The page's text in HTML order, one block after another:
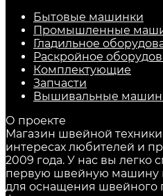
Бытовые машинки
Промышленные
Гладильное
Раскройное
Комплектующие
Запчасти
Вышивальные
О проекте
Магазин швейной
интересах любителей и
2009 года. У нас вы легко
первую швейную машину
для оснащения швейного